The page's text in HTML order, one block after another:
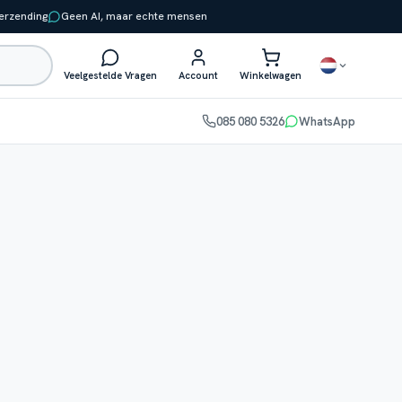
Geen AI, maar echte mensen
Veelgestelde Vragen Account Winkelwagen
085 080 5326 WhatsApp